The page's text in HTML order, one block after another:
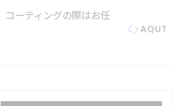
コーティングの際はお任